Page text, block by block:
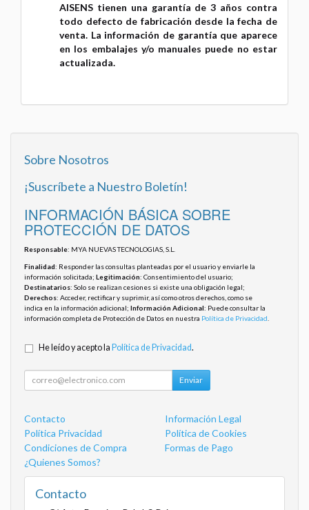
AISENS tienen una garantía de 3 años contra
todo defecto de fabricación desde la fecha de
venta. La información de garantía que aparece
en los embalajes y/o manuales puede no estar
actualizada.
Sobre Nosotros
¡Suscríbete a Nuestro Boletín!
INFORMACIÓN BÁSICA SOBRE
PROTECCIÓN DE DATOS
Responsable: MYA NUEVAS TECNOLOGIAS, S.L.
Finalidad: Responder las consultas planteadas por el usuario y enviarle la
información solicitada; Legitimación: Consentimiento del usuario;
Destinatarios: Solo se realizan cesiones si existe una obligación legal;
Derechos: Acceder, rectificar y suprimir, así como otros derechos, como se
indica en la información adicional; Información Adicional: Puede consultar la
información completa de Protección de Datos en nuestra Política de Privacidad
He leído y acepto la Política de Privacidad.
Enviar
Contacto
Información Legal
Política Privacidad
Política de Cookies
Condiciones de Compra
Formas de Pago
¿Quienes Somos?
Contacto